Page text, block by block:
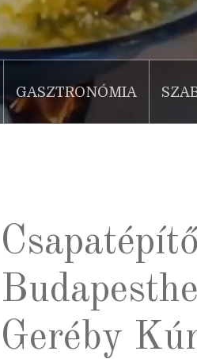
GASZTRONÓMIA
Geréby